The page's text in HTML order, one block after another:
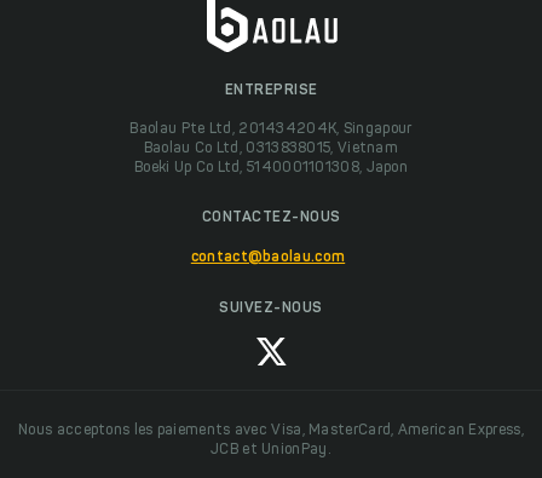
ENTREPRISE
Baolau Pte Ltd, 201434204K, Singapour
Baolau Co Ltd, 0313838015, Vietnam
Boeki Up Co Ltd, 5140001101308, Japon
CONTACTEZ-NOUS
contact@baolau.com
SUIVEZ-NOUS
Nous acceptons les paiements avec Visa, MasterCard, American Express,
JCB et UnionPay.